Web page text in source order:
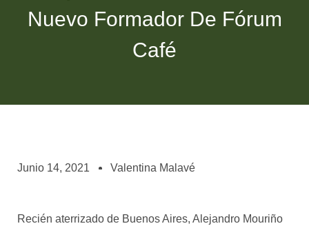
de fórum
asociados
el café siempre tiene
Nuevo Formador De Fórum
Café
Junio 14, 2021 Valentina Malavé
Recién aterrizado de Buenos Aires, Alejandro Mouriño